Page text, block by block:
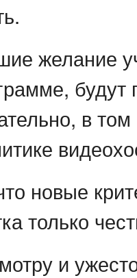
желание
будут
в
новые
только
и